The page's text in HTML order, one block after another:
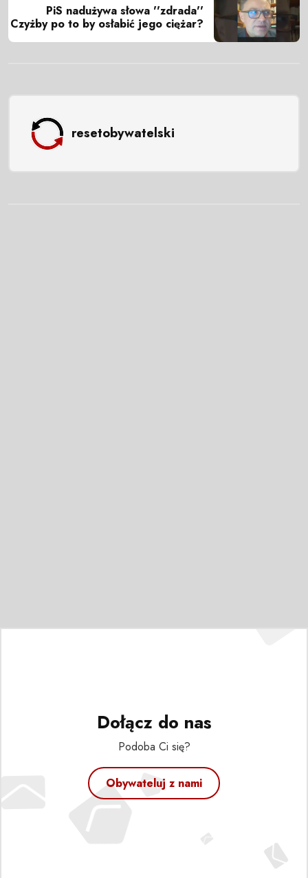
PiS nadużywa słowa ''zdrada''
Czyżby po to by osłabić jego ciężar?
resetobywatelski
Dołącz do nas
Podoba Ci się?
Obywateluj z nami